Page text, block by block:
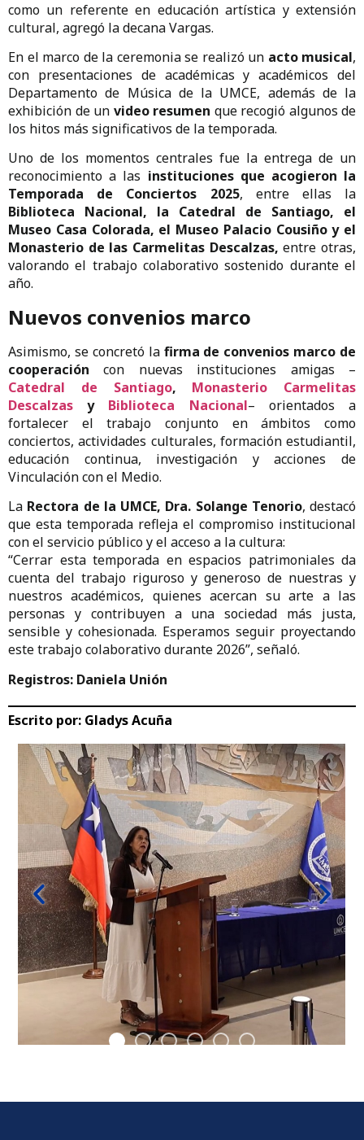
como un referente en educación artística y extensión
cultural, agregó la decana Vargas.
En el marco de la ceremonia se realizó un acto musical,
con presentaciones de académicas y académicos del
Departamento de Música de la UMCE, además de la
exhibición de un video resumen que recogió algunos de
los hitos más significativos de la temporada.
Uno de los momentos centrales fue la entrega de un
reconocimiento a las instituciones que acogieron la
Temporada de Conciertos 2025, entre ellas la
Biblioteca Nacional, la Catedral de Santiago, el
Museo Casa Colorada, el Museo Palacio Cousiño y el
Monasterio de las Carmelitas Descalzas, entre otras,
valorando el trabajo colaborativo sostenido durante el
año.
Nuevos convenios marco
Asimismo, se concretó la firma de convenios marco de
cooperación con nuevas instituciones amigas –
Catedral de Santiago, Monasterio Carmelitas
Descalzas y Biblioteca Nacional– orientados a
fortalecer el trabajo conjunto en ámbitos como
conciertos, actividades culturales, formación estudiantil,
educación continua, investigación y acciones de
Vinculación con el Medio.
La Rectora de la UMCE, Dra. Solange Tenorio, destacó
que esta temporada refleja el compromiso institucional
con el servicio público y el acceso a la cultura:
“Cerrar esta temporada en espacios patrimoniales da
cuenta del trabajo riguroso y generoso de nuestras y
nuestros académicos, quienes acercan su arte a las
personas y contribuyen a una sociedad más justa,
sensible y cohesionada. Esperamos seguir proyectando
este trabajo colaborativo durante 2026”, señaló.
Registros: Daniela Unión
Escrito por: Gladys Acuña